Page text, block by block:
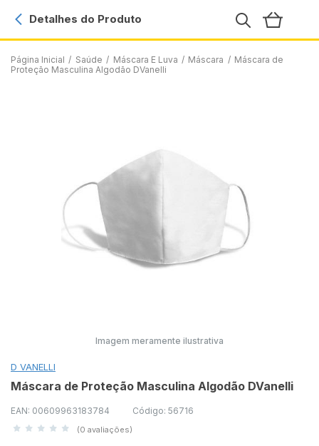
Página Inicial / Saúde / Máscara E Luva / Máscara / Máscara de
Proteção Masculina Algodão DVanelli
Detalhes do Produto
Imagem meramente ilustrativa
D VANELLI
Máscara de Proteção Masculina Algodão DVanelli
EAN: 00609963183784 Código: 56716
(0 avaliações)